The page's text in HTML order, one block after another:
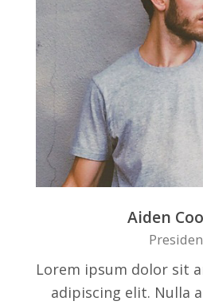
Aiden
Lorem ipsum dolor sit
adipiscing elit. Nulla